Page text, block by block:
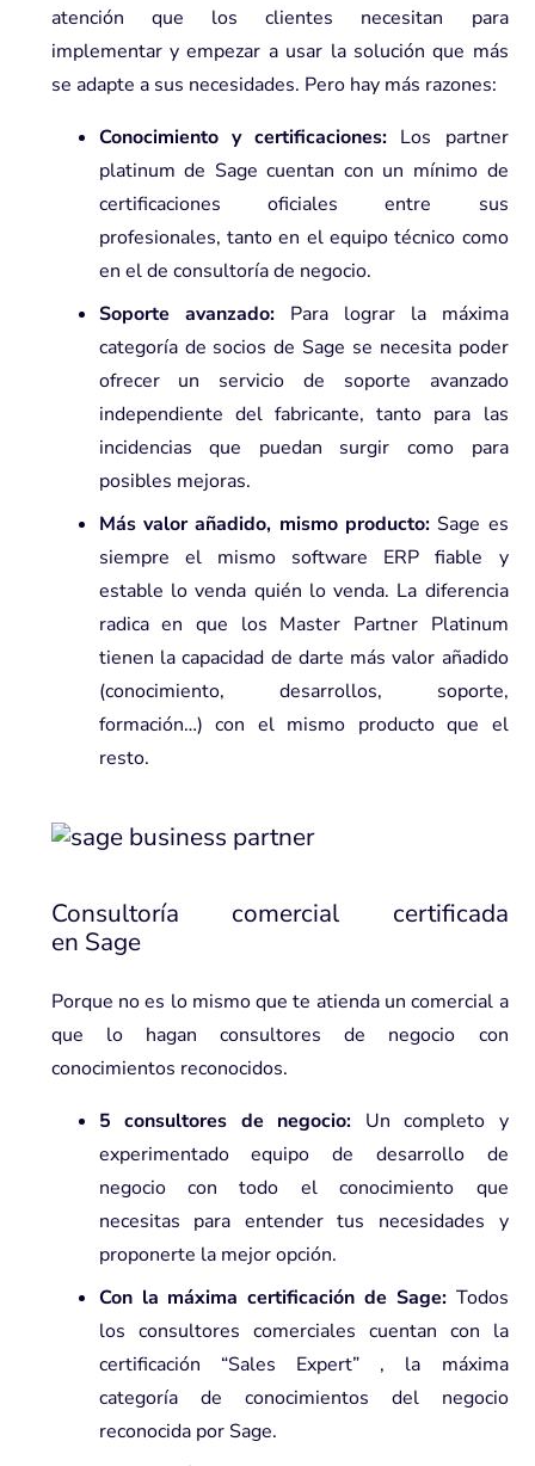
atención que los clientes necesitan para
implementar y empezar a usar la solución que más
se adapte a sus necesidades. Pero hay más razones:
Conocimiento y certificaciones: Los partner
platinum de Sage cuentan con un mínimo de
certificaciones oficiales entre sus
profesionales, tanto en el equipo técnico como
en el de consultoría de negocio.
Soporte avanzado:Para lograr la máxima
categoría de socios de Sage se necesita poder
ofrecer un servicio de soporte avanzado
independiente del fabricante, tanto para las
incidencias que puedan surgir como para
posibles mejoras.
Más valor añadido, mismo producto:Sage es
siempre el mismo software ERP fiable y
estable lo venda quién lo venda. La diferencia
radica en que los Master Partner Platinum
tienen la capacidad de darte más valor añadido
(conocimiento, desarrollos, soporte,
formación…) con el mismo producto que el
resto.
Consultoría comercial certificada
en Sage
Porque no es lo mismo que te atienda un comercial a
que lo hagan consultores de negocio con
conocimientos reconocidos.
5 consultores de negocio: Un completo y
experimentado equipo de desarrollo de
negocio con todo el conocimiento que
necesitas para entender tus necesidades y
proponerte la mejor opción.
Con la máxima certificación de Sage:Todos
los consultores comerciales cuentan con la
certificación “Sales Expert” , la máxima
categoría de conocimientos del negocio
reconocida por Sage.